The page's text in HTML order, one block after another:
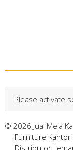
Please activate
© 2026 Jual Meja
Furniture Kantor
Distributor